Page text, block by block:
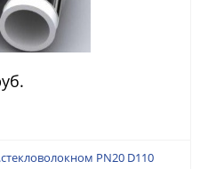
PN20 D110